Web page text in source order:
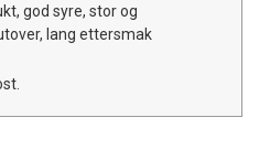
god syre, stor og
lang ettersmak